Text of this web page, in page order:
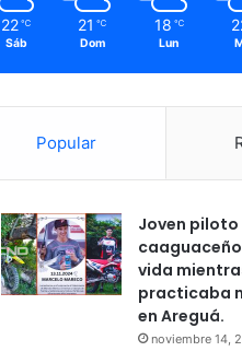
22 ℃
Sáb
21 ℃
Dom
18 ℃
Lun
Popular
Joven piloto
vida
practicaba
en Areguá.
noviembre 14,